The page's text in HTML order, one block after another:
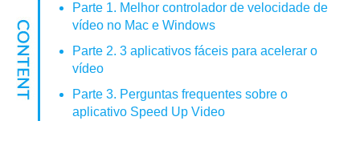
Parte 1. Melhor controlador de velocidade de
vídeo no Mac e Windows
Parte 2. 3 aplicativos fáceis para acelerar o
vídeo
Parte 3. Perguntas frequentes sobre o
aplicativo Speed Up Video